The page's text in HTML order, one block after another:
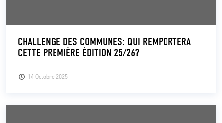
PRESSE ET MEDIAS
14 Octobre 2025
CHALLENGE DES COMMUNES: QUI REMPORTERA
CETTE PREMIÈRE ÉDITION 25/26?